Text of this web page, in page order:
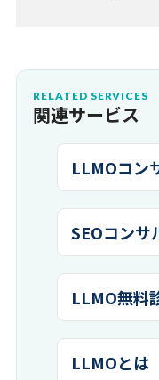
RELATED SERVICES
関連サービス
LLMOコン
SEOコンサ
LLMO無料
LLMOとは